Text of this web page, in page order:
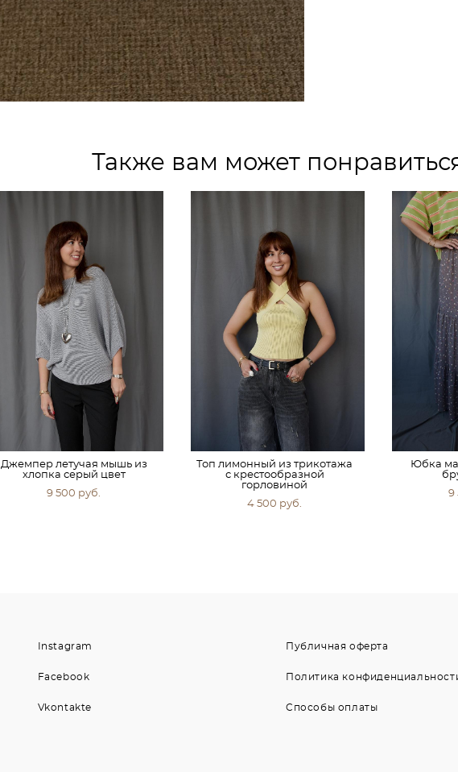
Также вам может
Джемпер летучая мышь из
хлопка серый цвет
9 500 pуб.
Топ лимонный из трикотажа
с крестообразной
горловиной
4 500 pуб.
Юбка
9
Instagram
Facebook
Vkontakte
Публичная оферта
Политика
Способы оплаты